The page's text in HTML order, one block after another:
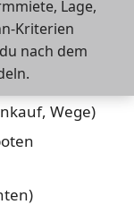
Lage,
Kriterien
nach dem
Wege)